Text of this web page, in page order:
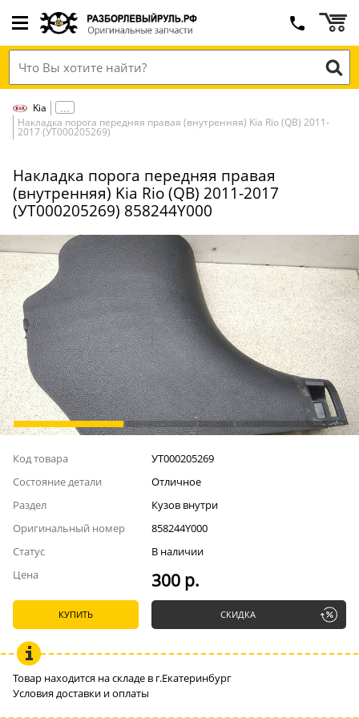
Kia
Накладка порога передняя правая (внутренняя) Kia Rio (QB) 2011-
2017 (УТ000205269)
Накладка порога передняя правая
(внутренняя) Kia Rio (QB) 2011-2017
(УТ000205269) 858244Y000
Код товара
УТ000205269
Состояние детали
Отличное
Раздел
Кузов внутри
Оригинальный номер
858244Y000
Статус
В наличии
Цена
300 р.
КУПИТЬ СКИДКА
Товар находится на складе в г.Екатеринбург
Условия доставки и оплаты